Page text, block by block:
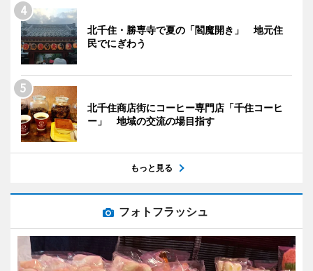
北千住・勝専寺で夏の「閻魔開き」 地元住
民でにぎわう
北千住商店街にコーヒー専門店「千住コーヒ
ー」 地域の交流の場目指す
もっと見る
フォトフラッシュ